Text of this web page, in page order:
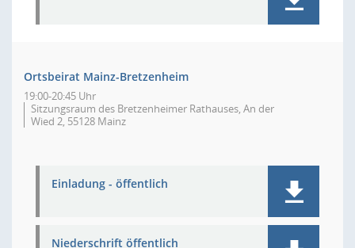
Ortsbeirat Mainz-Bretzenheim
19:00-20:45 Uhr
Sitzungsraum des Bretzenheimer Rathauses, An der
Wied 2, 55128 Mainz
Einladung - öffentlich
Niederschrift öffentlich